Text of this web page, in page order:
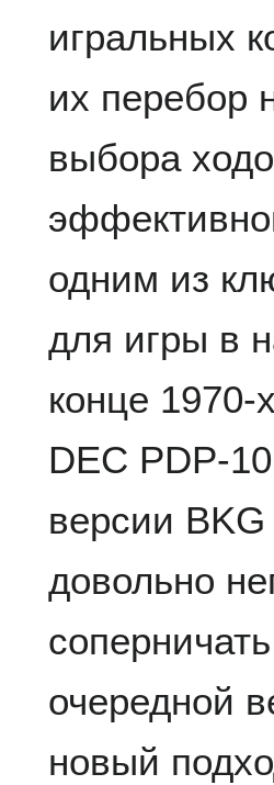
игральных
их перебор
выбора
одним из
для игры в
конце 1970-
DEC PDP-
версии
довольно
очередной
новый